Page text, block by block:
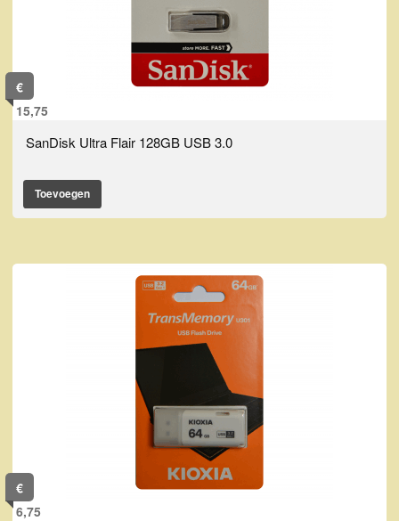
€
15,75
SanDisk Ultra Flair 128GB USB 3.0
Toevoegen
€
6,75